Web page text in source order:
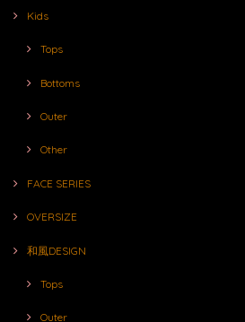
Kids
Tops
Bottoms
Outer
Other
FACE SERIES
OVERSIZE
和風DESIGN
Tops
Outer